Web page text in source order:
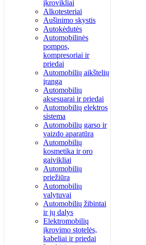
įkrovikliai
Alkotesteriai
Aušinimo skystis
Autokėdutės
Automobilinės
pompos,
kompresoriai ir
priedai
Automobilių aikštelių
įranga
Automobilių
aksesuarai ir priedai
Automobilių elektros
sistema
Automobilių garso ir
vaizdo aparatūra
Automobilių
kosmetika ir oro
gaivikliai
Automobilių
priežiūra
Automobilių
valytuvai
Automobilių žibintai
ir jų dalys
Elektromobilių
įkrovimo stotelės,
kabeliai ir priedai